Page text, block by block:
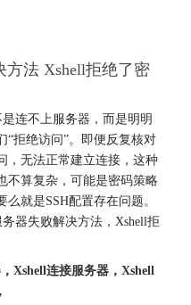
方法 Xshell拒绝了密
连不上服务器，而是明明
“拒绝访问”。即便反复核对
，无法正常建立连接，这种
不算复杂，可能是密码策略
就是SSH配置存在问题。
器失败解决方法，Xshell拒
， Xshell连接服务器， Xshell